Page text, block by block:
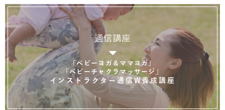
通信講座
「ベビーヨガ＆ママヨガ」
「ベビーチャクラマッサージ」
インストラクター通信W養成講座